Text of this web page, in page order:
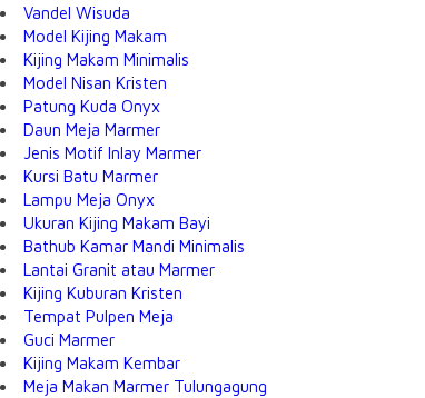
Vandel Wisuda
Model Kijing Makam
Kijing Makam Minimalis
Model Nisan Kristen
Patung Kuda Onyx
Daun Meja Marmer
Jenis Motif Inlay Marmer
Kursi Batu Marmer
Lampu Meja Onyx
Ukuran Kijing Makam Bayi
Bathub Kamar Mandi Minimalis
Lantai Granit atau Marmer
Kijing Kuburan Kristen
Tempat Pulpen Meja
Guci Marmer
Kijing Makam Kembar
Meja Makan Marmer Tulungagung